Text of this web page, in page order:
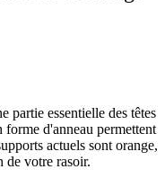
partie essentielle des têtes
forme d'anneau permettent
actuels sont orange,
de votre rasoir.